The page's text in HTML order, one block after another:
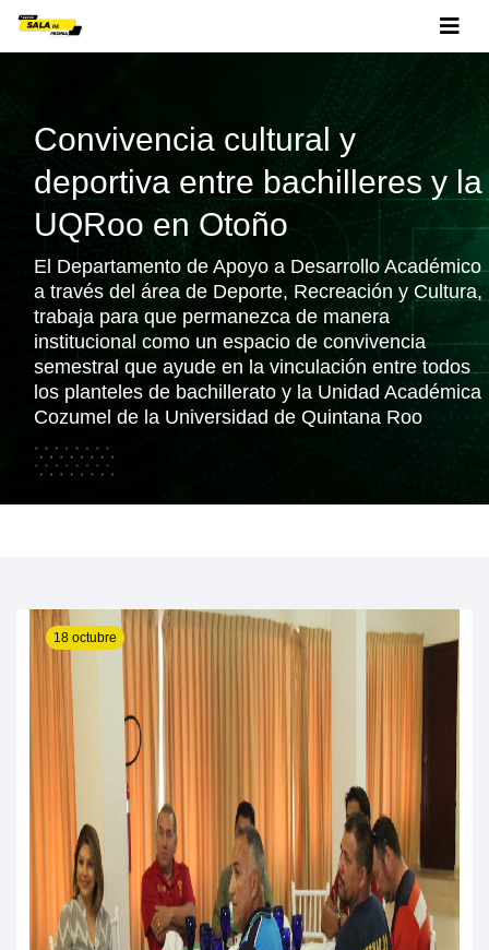
Convivencia cultural y
deportiva entre bachilleres y la
UQRoo en Otoño
El Departamento de Apoyo a Desarrollo Académico
a través del área de Deporte, Recreación y Cultura,
trabaja para que permanezca de manera
institucional como un espacio de convivencia
semestral que ayude en la vinculación entre todos
los planteles de bachillerato y la Unidad Académica
Cozumel de la Universidad de Quintana Roo
18 octubre